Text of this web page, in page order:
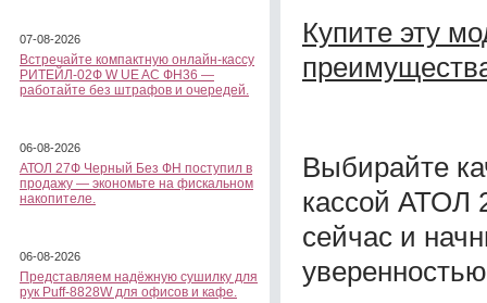
07-08-2026
Встречайте компактную онлайн-кассу
РИТЕЙЛ-02Ф W UE AC ФН36 —
работайте без штрафов и очередей.
06-08-2026
АТОЛ 27Ф Черный Без ФН поступил в
продажу — экономьте на фискальном
накопителе.
06-08-2026
Представляем надёжную сушилку для
рук Puff-8828W для офисов и кафе.
Купите эту
Выбирайте
кассой АТОЛ
сейчас и